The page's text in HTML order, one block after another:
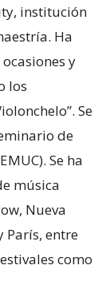
institución
Ha
y
los
Se
de
Se ha
música
Nueva
París, entre
como